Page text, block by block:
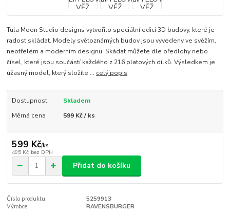
Tula Moon Studio designs vytvořilo speciální edici 3D budovy, které je
radost skládat. Modely světoznámých budov jsou vyvedeny ve svěžím,
neotřelém a moderním designu. Skádat můžete dle předlohy nebo
čísel, které jsou součástí každého z 216 platových dílků. Výsledkem je
úžasný model, který složíte ... celý popis
Dostupnost
Skladem
Měrná cena
599 Kč / ks
599 Kč/ks
495 Kč bez DPH
Přidat do košíku
Číslo produktu:
5259913
Výrobce:
RAVENSBURGER